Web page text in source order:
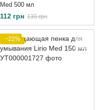
Med 500 мл
112 грн 130 грн
−22%